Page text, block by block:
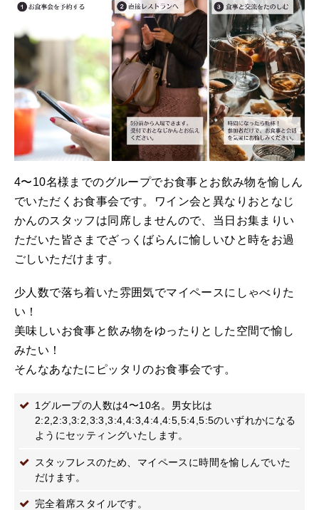
4〜10名様までのグループでお食事とお飲み物を愉しん
でいただくお食事会です。ワイン会と異なりおとなじ
かんのスタッフは同席しませんので、当日お集まりい
ただいた皆さまでざっくばらんに愉しいひと時をお過
ごしいただけます。
少人数で落ち着いた雰囲気でマイペースにしゃべりた
い！
美味しいお食事と飲み物をゆったりとした空間で愉し
みたい！
そんなあなたにピッタリのお食事会です。
1グループの人数は4〜10名。男女比は
2:2,2:3,3:2,3:3,3:4,4:3,4:4,4:5,5:4,5:5のいずれかになる
ようにセッティングいたします。
スタッフレスのため、マイペースに時間を愉しんでいた
だけます。
完全着席スタイルです。